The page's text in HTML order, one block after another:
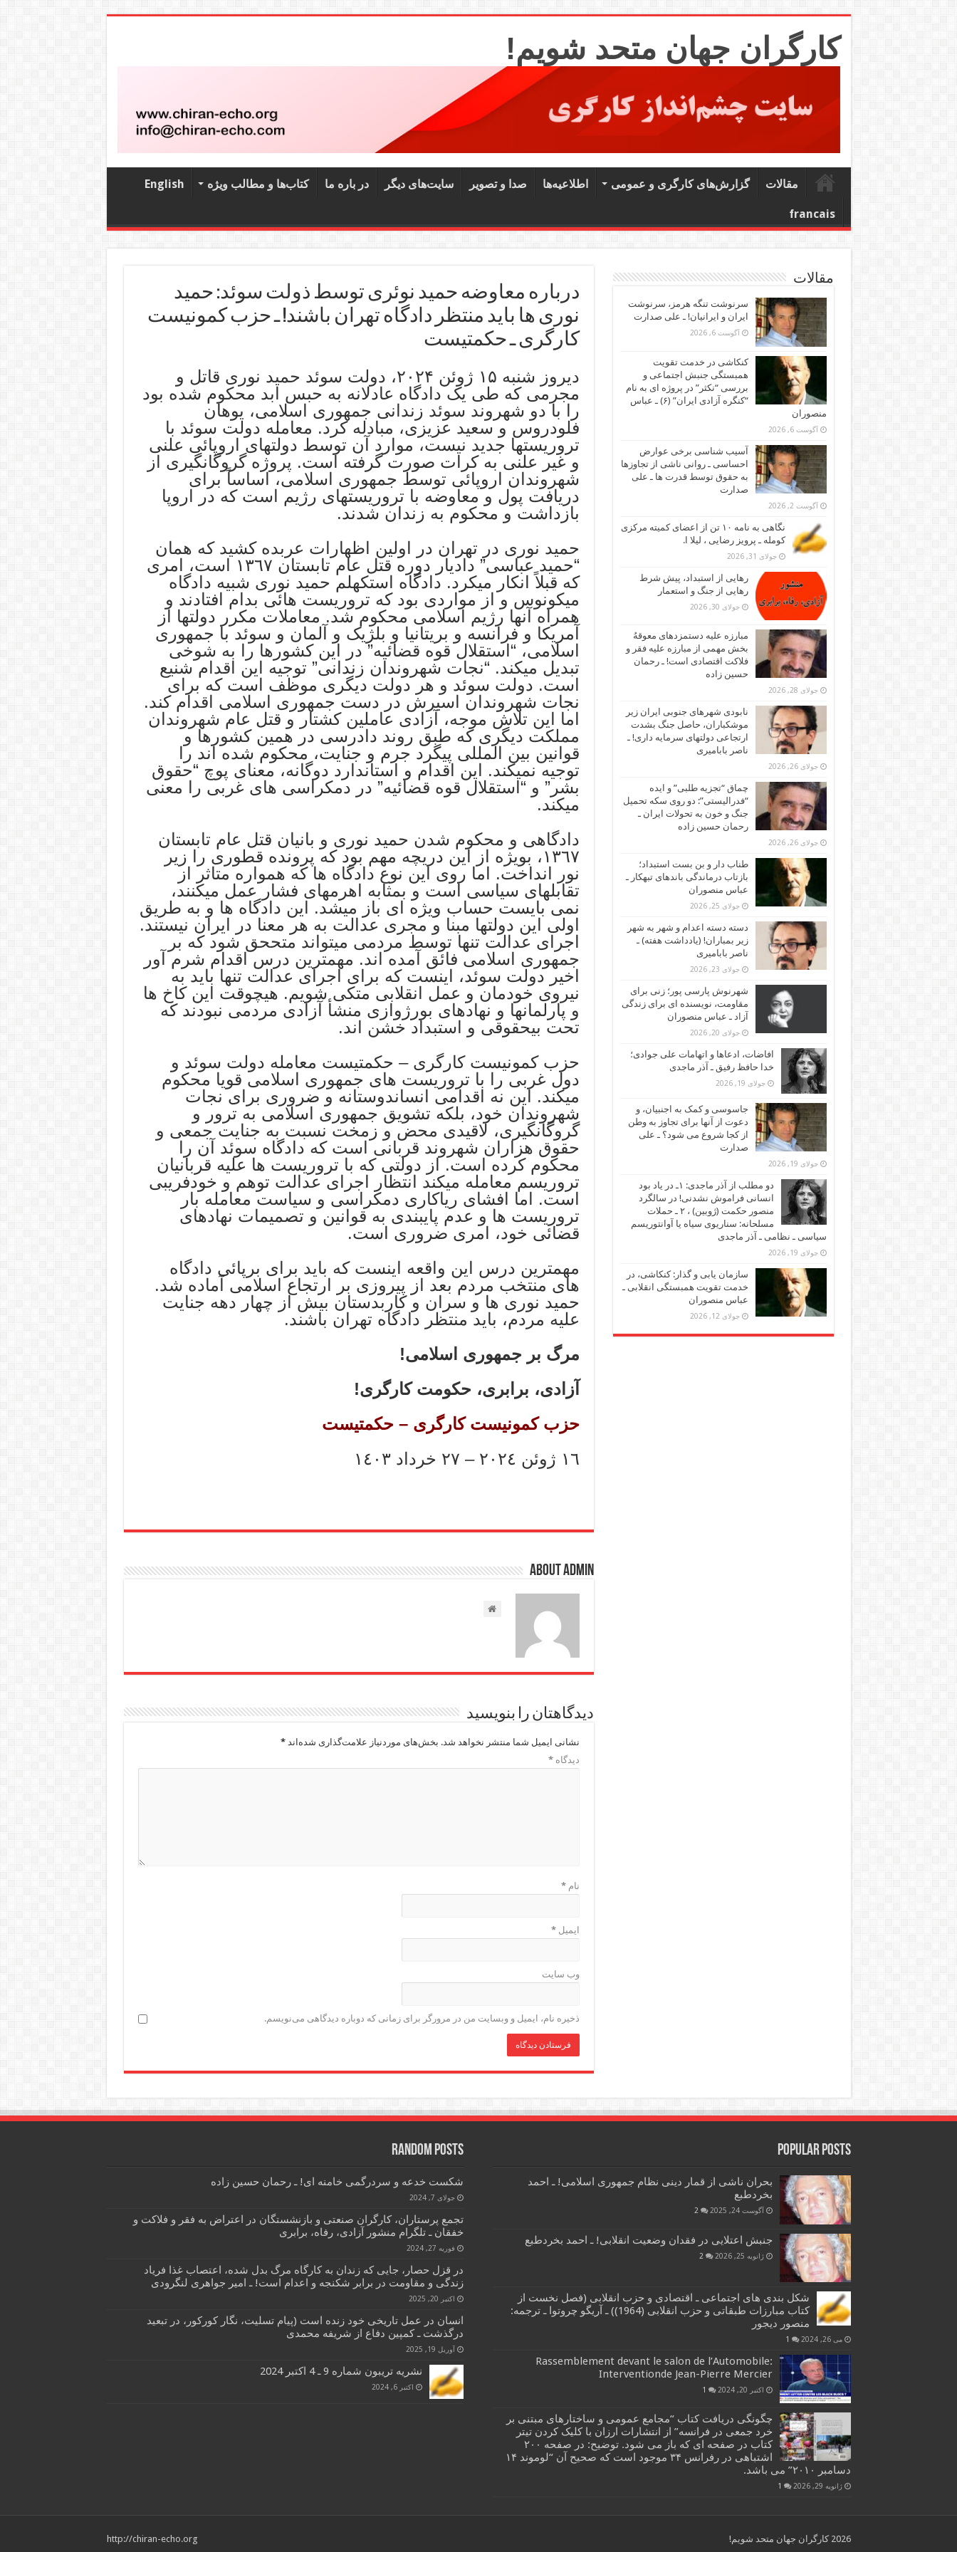
کارگران جهان متحد شویم!
مقالات گزارش‌های کارگری و عمومی اطلاعیه‌ها صدا و تصویر سایت‌های دیگر در باره ما کتاب‌‌ها و مطالب ویژه English
francais
درباره معاوضه حمید نوئری توسط ذولت سوئد: حمید
نوری ها باید منتظر دادگاه تهران باشند! ـ حزب کمونیست
کارگری ـ حکمتیست
دیروز شنبه ۱۵ ژوئن ۲۰۲۴، دولت سوئد حمید نوری قاتل و
مجرمی که طی یک دادگاه عادلانه به حبس ابد محکوم شده بود
را با دو شهروند سوئد زندانی جمهوری اسلامی، یوهان
فلودروس و سعید عزیزی، مبادله کرد. معامله دولت سوئد با
تروریستها جدید نیست، موارد آن توسط دولتهای اروپائی علنی
و غیر علنی به کرات صورت گرفته است. پروژه گروگانگیری از
شهروندان اروپائی توسط جمهوری اسلامی، اساساً برای
دریافت پول و معاوضه با تروریستهای رژیم است که در اروپا
بازداشت و محکوم به زندان شدند.
حمید نوری در تهران در اولین اظهارات عربده کشید که همان
“حمید عباسی” دادیار دوره قتل عام تابستان ١٣٦٧ است، امری
که قبلاً انکار میکرد. دادگاه استکهلم حمید نوری شبیه دادگاه
میکونوس و از مواردی بود که تروریست هائی بدام افتادند و
همراه آنها رژیم اسلامی محکوم شد. معاملات مکرر دولتها از
آمریکا و فرانسه و بریتانیا و بلژیک و آلمان و سوئد با جمهوری
اسلامی، “استقلال قوه قضائیه” در این کشورها را به شوخی
تبدیل میکند. “نجات شهروندان زندانی” توجیه این اقدام شنیع
است. دولت سوئد و هر دولت دیگری موظف است که برای
نجات شهروندان اسیرش در دست جمهوری اسلامی اقدام کند.
اما این تلاش موجه، آزادی عاملین کشتار و قتل عام شهروندان
مملکت دیگری که طبق روند دادرسی در همین کشورها و
قوانین بین المللی پیگرد جرم و جنایت، محکوم شده اند را
توجیه نمیکند. این اقدام و استاندارد دوگانه، معنای پوچ “حقوق
بشر” و “استقلال قوه قضائیه” در دمکراسی های غربی را معنی
میکند.
دادگاهی و محکوم شدن حمید نوری و بانیان قتل عام تابستان
١٣٦٧، بویژه از این دریچه مهم بود که پرونده قطوری را زیر
نور انداخت. اما روی این نوع دادگاه ها که همواره متاثر از
تقابلهای سیاسی است و بمثابه اهرمهای فشار عمل میکنند،
نمی بایست حساب ویژه ای باز میشد. این دادگاه ها و به طریق
اولی این دولتها مبنا و مجری عدالت به هر معنا در ایران نیستند.
اجرای عدالت تنها توسط مردمی میتواند متححق شود که بر
جمهوری اسلامی فائق آمده اند. مهمترین درس اقدام شرم آور
اخیر دولت سوئد، اینست که برای اجرای عدالت تنها باید به
نیروی خودمان و عمل انقلابی متکی شویم. هیچوقت این کاخ ها
و پارلمانها و نهادهای بورژوازی منشأ آزادی مردمی نبودند که
تحت بیحقوقی و استبداد خشن اند.
حزب کمونیست کارگری – حکمتیست معامله دولت سوئد و
دول غربی را با تروریست های جمهوری اسلامی قویا محکوم
میکند. این نه اقدامی انساندوستانه و ضروری برای نجات
شهروندان خود، بلکه تشویق جمهوری اسلامی به ترور و
گروگانگیری، لاقیدی محض و زمخت نسبت به جنایت جمعی و
حقوق هزاران شهروند قربانی است که دادگاه سوئد آن را
محکوم کرده است. از دولتی که با تروریست ها علیه قربانیان
تروریسم معامله میکند انتظار اجرای عدالت توهم و خودفریبی
است. اما افشای ریاکاری دمکراسی و سیاست معامله بار
تروریست ها و عدم پایبندی به قوانین و تصمیمات نهادهای
قضائی خود، امری ضروری است.
مهمترین درس این واقعه اینست که باید برای برپائی دادگاه
های منتخب مردم بعد از پیروزی بر ارتجاع اسلامی آماده شد.
حمید نوری ها و سران و کاربدستان بیش از چهار دهه جنایت
علیه مردم، باید منتظر دادگاه تهران باشند.
مرگ بر جمهوری اسلامی!
آزادی، برابری، حکومت کارگری!
حزب کمونیست کارگری – حکمتیست
١٦ ژوئن ٢٠٢٤ – ٢٧ خرداد ١٤٠٣
About admin
دیدگاهتان را بنویسید
نشانی ایمیل شما منتشر نخواهد شد. بخش‌های موردنیاز علامت‌گذاری شده‌اند*
دیدگاه*
نام*
ایمیل*
وب‌ سایت
ذخیره نام، ایمیل و وبسایت من در مرورگر برای زمانی که دوباره دیدگاهی می‌نویسم.
مقالات
سرنوشت تنگه هرمز، سرنوشت
ایران و ایرانیان! ـ علی صدارت
آگوست 6, 2026
کنکاشی در خدمت تقویت
همبستگی جنبش اجتماعی و
بررسی “نکثر” در پروژه ای به نام
“کنگره آزادی ایران” (۶) ـ عباس
منصوران
آگوست 6, 2026
آسیب شناسی برخی عوارض
احساسی ـ روانی ناشی از تجاوزها
به حقوق توسط قدرت ها ـ علی
صدارت
آگوست 2, 2026
نگاهی به نامه ۱۰ تن از اعضای کمیته مرکزی
کومله ـ پرویز رضایی ، لیلا ا.
جولای 31, 2026
رهایی از استبداد، پیش شرط
رهایی از جنگ و استعمار
جولای 30, 2026
مبارزه علیه دستمزدهای معوقهُ
بخش مهمی از مبارزه علیه فقر و
فلاکت اقتصادی است! ـ رحمان
حسین زاده
جولای 28, 2026
نابودی شهرهای جنوبی ایران زیر
موشکباران، حاصل جنگ بشدت
ارتجاعی دولتهای سرمایه داری! ـ
ناصر بابامیری
جولای 26, 2026
چماق “تجزیه طلبی” و ایده
“فدرالیستی”: دو روی سکه تحمیل
جنگ و خون به تحولات ایران ـ
رحمان حسین زاده
جولای 26, 2026
طناب دار و بن بست استبداد؛
بازتاب درماندگی باندهای تبهکار ـ
عباس منصوران
جولای 25, 2026
دسته دسته اعدام و شهر به شهر
زیر بمباران! (یادداشت هفته) ـ
ناصر بابامیری
جولای 23, 2026
شهرنوش پارسی پور؛ زنی برای
مقاومت، نویسنده ای برای زندگی
آزاد ـ عباس منصوران
جولای 20, 2026
افاضات، ادعاها و اتهامات علی جوادی؛
خدا حافظ رفیق ـ آذر ماجدی
جولای 19, 2026
جاسوسی و کمک به اجنبیان، و
دعوت از آنها برای تجاوز به وطن
از کجا شروع می شود؟ ـ علی
صدارت
جولای 19, 2026
دو مطلب از آذر ماجدی: ۱ـ در یاد بود
انسانی فراموش نشدنی! در سالگرد
منصور حکمت (ژوبین) ، ۲ ـ حملات
مسلحانه: سناریوی سیاه یا آوانتوریسم
سیاسی ـ نظامی ـ آذر ماجدی
جولای 19, 2026
سازمان یابی و گذار: کنکاشی، در
خدمت تقویت همبستگی انقلابی ـ
عباس منصوران
جولای 12, 2026
Popular Posts
بحران ناشی از قمار دینی نظام جمهوری اسلامی! ـ احمد
بخردطبع
آگوست 24, 2025 2
جنبش اعتلایی در فقدان وضعیت انقلابی! ـ احمد بخردطبع
ژانویه 25, 2026 2
شکل بندی های اجتماعی ـ اقتصادی و حزب انقلابی (فصل نخست از
کتاب مبارزات طبقاتی و حزب انقلابی (1964)) ـ آریگو چروتوا ـ ترجمه:
منصور دیجور
می 26, 2024 1
Rassemblement devant le salon de l’Automobile:
Interventionde Jean-Pierre Mercier
اکتبر 20, 2024 1
چگونگی دریافت کتاب “مجامع عمومی و ساختارهای مبتنی بر
خرد جمعی در فرانسه” از انتشارات ارزان با کلیک کردن تیتر
کتاب در صفحه ای که باز می شود. توضیح: در صفحه ۲۰۰
اشتباهی در رفرانس ۳۴ موجود است که صحیح آن “لوموند ۱۴
دسامبر ۲۰۱۰” می باشد.
ژانویه 29, 2026 1
Random Posts
شکست خدعه و سردرگمی خامنه ای! ـ رحمان حسین زاده
جولای 7, 2024
تجمع پرستاران، کارگران صنعتی و بازنشستگان در اعتراض به فقر و فلاکت و
خفقان ـ تلگرام منشور آزادی، رفاه، برابری
فوریه 27, 2024
در قزل حصار، جایی که زندان به کارگاه مرگ بدل شده، اعتصاب غذا فریاد
زندگی و مقاومت در برابر شکنجه و اعدام است! ـ امیر جواهری لنگرودی
اکتبر 20, 2025
انسان در عمل تاریخی خود زنده است (پیام تسلیت، نگار کورکور، در تبعید
درگذشت ـ کمپین دفاع از شریفه محمدی
آوریل 19, 2025
نشریه تریبون شماره 9 ـ 4 اکتبر 2024
اکتبر 6, 2024
http://chiran-echo.org 2026 کارگران جهان متحد شویم!